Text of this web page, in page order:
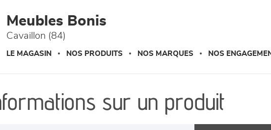
Meubles Bonis
Cavaillon (84)
LE MAGASIN NOS PRODUITS NOS MARQUES NOS
sur un produit